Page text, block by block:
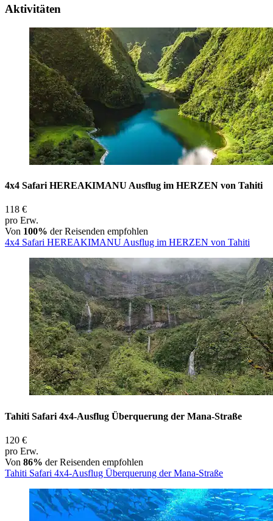
Aktivitäten
4x4 Safari HEREAKIMANU Ausflug im HERZEN von Tahiti
118 €
pro Erw.
Von 100% der Reisenden empfohlen
4x4 Safari HEREAKIMANU Ausflug im HERZEN von Tahiti
Tahiti Safari 4x4-Ausflug Überquerung der Mana-Straße
120 €
pro Erw.
Von 86% der Reisenden empfohlen
Tahiti Safari 4x4-Ausflug Überquerung der Mana-Straße